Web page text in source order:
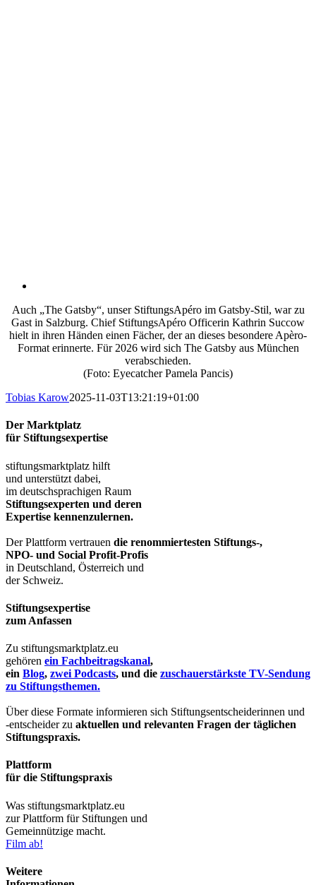
Auch „The Gatsby“, unser StiftungsApéro im Gatsby-Stil, war zu
Gast in Salzburg. Chief StiftungsApéro Officerin Kathrin Succow
hielt in ihren Händen einen Fächer, der an dieses besondere Apèro-
Format erinnerte. Für 2026 wird sich The Gatsby aus München
verabschieden.
(Foto: Eyecatcher Pamela Pancis)
Tobias Karow2025-11-03T13:21:19+01:00
Der Marktplatz
für Stiftungsexpertise
stiftungsmarktplatz hilft
und unterstützt dabei,
im deutschsprachigen Raum
Stiftungsexperten und deren
Expertise kennenzulernen.
Der Plattform vertrauen die renommiertesten Stiftungs-,
NPO- und Social Profit-Profis
in Deutschland, Österreich und
der Schweiz.
Stiftungsexpertise
zum Anfassen
Zu stiftungsmarktplatz.eu
gehören ein Fachbeitragskanal,
ein Blog, zwei Podcasts, und die zuschauerstärkste TV-Sendung
zu Stiftungsthemen.
Über diese Formate informieren sich Stiftungsentscheiderinnen und
-entscheider zu aktuellen und relevanten Fragen der täglichen
Stiftungspraxis.
Plattform
für die Stiftungspraxis
Was stiftungsmarktplatz.eu
zur Plattform für Stiftungen und
Gemeinnützige macht.
Film ab!
Weitere